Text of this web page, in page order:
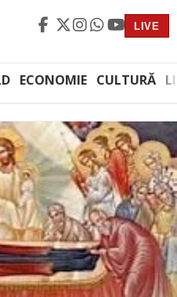
LIVE
ECONOMIE CULTURĂ